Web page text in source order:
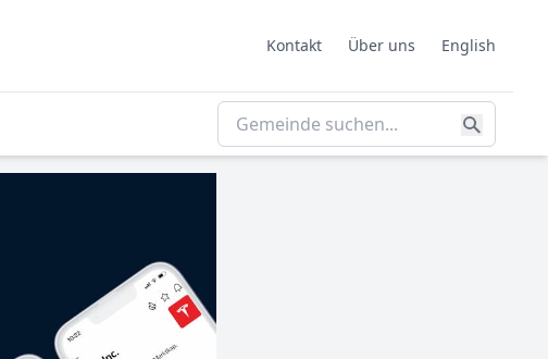
Kontakt Über uns English